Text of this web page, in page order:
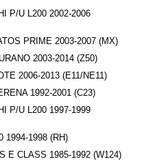
P/U L200 2002-2006
PRIME 2003-2007 (MX)
2003-2014 (Z50)
2006-2013 (E11/NE11)
1992-2001 (C23)
P/U L200 1997-1999
1994-1998 (RH)
E CLASS 1985-1992 (W124)